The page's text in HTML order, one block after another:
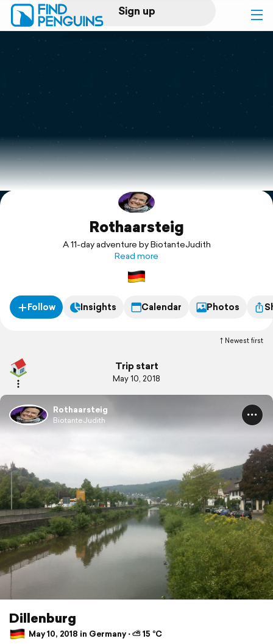
Sign up
Log in
Print a book
Flyover video
Explore
Rothaarsteig
A 11-day adventure by BiotanteJudith
Read more
Follow Insights Calendar Photos
Newest first
Trip start
May 10, 2018
Rothaarsteig
BiotanteJudith
Dillenburg
May 10, 2018 in Germany ⋅ ⛅ 15 °C